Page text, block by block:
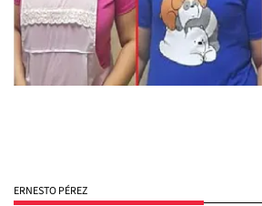
ERNESTO PÉREZ